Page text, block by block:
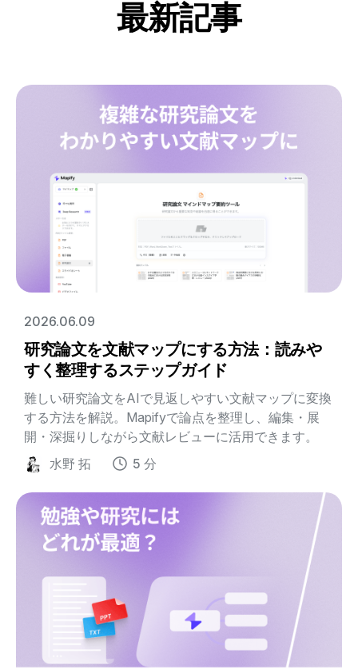
最新記事
水野 拓 5 分
2026.06.09
研究論文を文献マップにする方法：読みや
すく整理するステップガイド
難しい研究論文をAIで見返しやすい文献マップに変換
する方法を解説。Mapifyで論点を整理し、編集・展
開・深掘りしながら文献レビューに活用できます。